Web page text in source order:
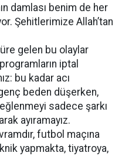
damlası benim de her
Şehitlerimize Allah’tan
gelen bu olaylar
iptal
bu kadar acı
beden düşerken,
sadece şarkı
ayıramayız.
futbol maçına
yapmakta, tiyatroya,